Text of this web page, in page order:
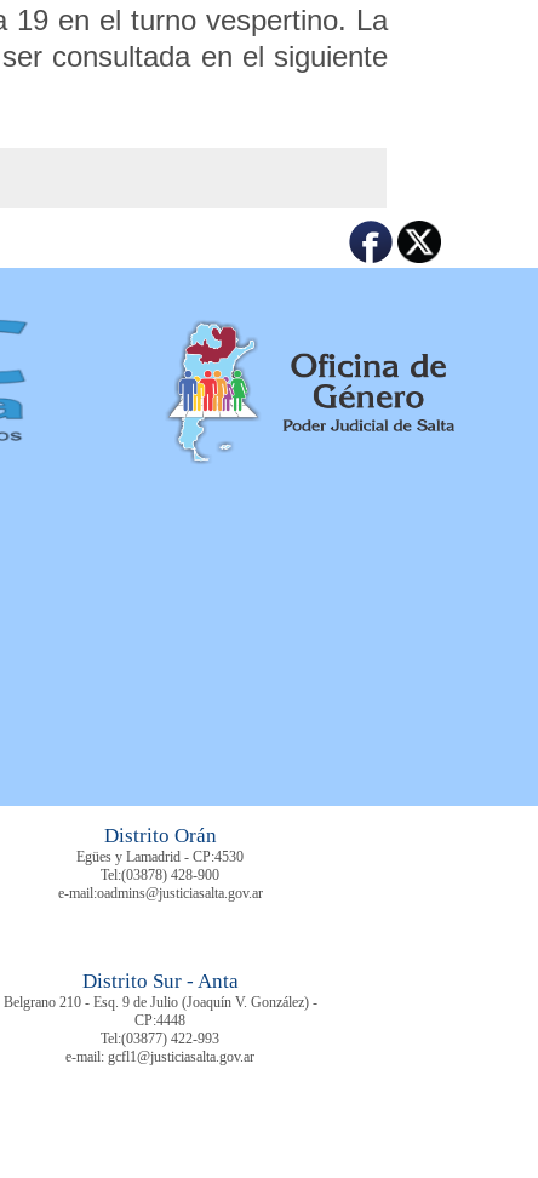
19 en el turno vespertino. La
consultada en el siguiente
Distrito Orán
Egües y Lamadrid - CP:4530
Tel:(03878)428-900
e-mail:oadmins@justiciasalta.gov.ar
Distrito Sur - Anta
Belgrano 210 - Esq. 9 de Julio (Joaquín V. González) -
CP:4448
Tel:(03877) 422-993
e-mail: gcfl1@justiciasalta.gov.ar